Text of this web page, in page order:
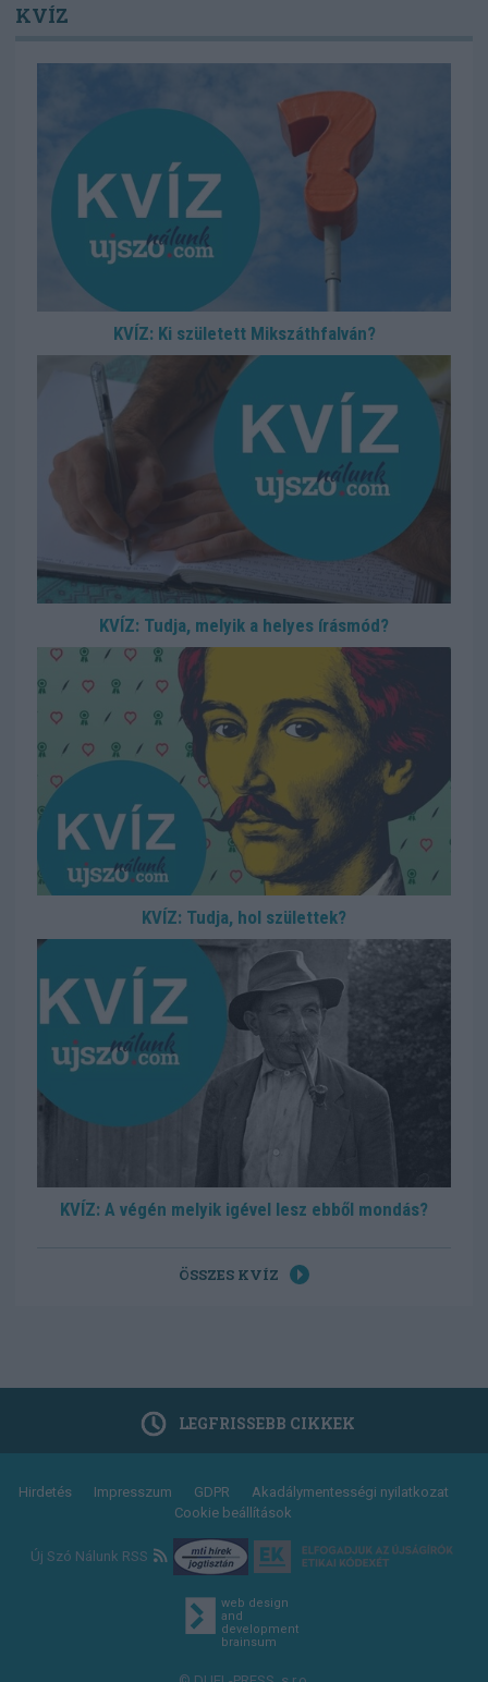
KVÍZ
KVÍZ: Ki született Mikszáthfalván?
KVÍZ: Tudja, melyik a helyes írásmód?
KVÍZ: Tudja, hol születtek?
KVÍZ: A végén melyik igével lesz ebből mondás?
ÖSSZES KVÍZ
LEGFRISSEBB CIKKEK
Footer
Hirdetés Impresszum GDPR
Akadálymentességi nyilatkozat
Cookie beállítások
Új Szó Nálunk RSS
web design
and
development
brainsum